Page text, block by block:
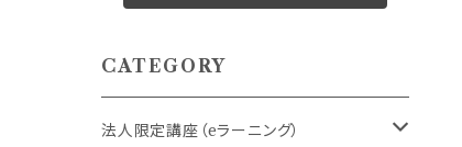
CATEGORY
法人限定講座（eラーニング）